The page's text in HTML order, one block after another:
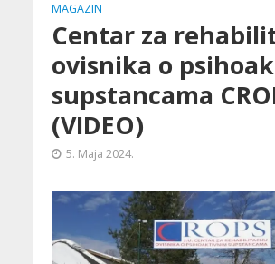
MAGAZIN
Centar za
ovisnika o
supstancama
(VIDEO)
5. Maja 2024.